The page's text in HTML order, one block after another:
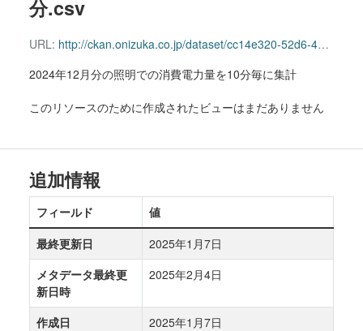
分.csv
URL: http://ckan.onizuka.co.jp/dataset/cc14e320-52d6-40a3-8c97-445545744e91/resource/f250f2de-866a-4137-9cf6-cd078fdf2139/download/illumination_2412.csv
2024年12月分の照明での消費電力量を10分毎に集計
このリソースのために作成されたビューはまだありません
追加情報
フィールド
値
最終更新日
2025年1月7日
メタデータ最終更
新日時
2025年2月4日
作成日
2025年1月7日